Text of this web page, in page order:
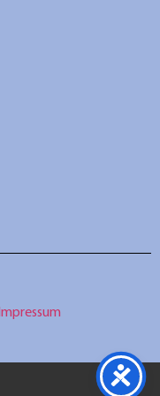
Impressum